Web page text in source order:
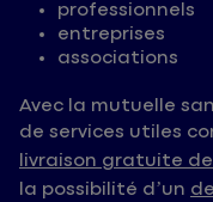
professionnels
entreprises
associations
Avec la mutuelle
de services utiles
livraison gratuite
la possibilité d’un